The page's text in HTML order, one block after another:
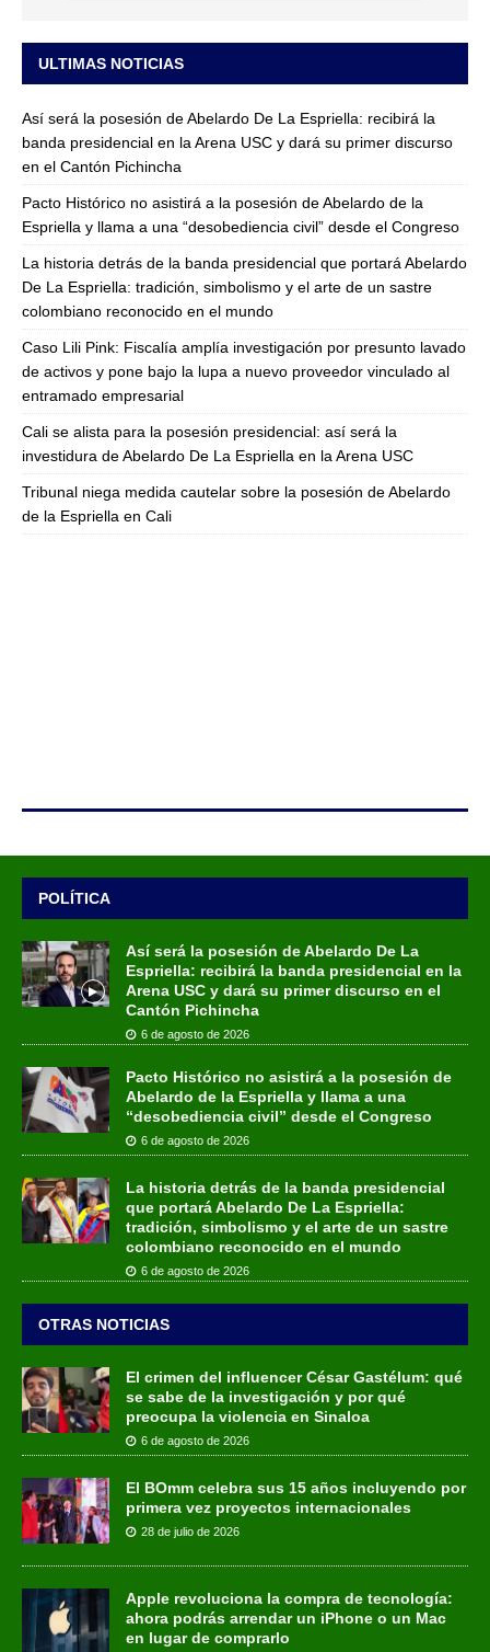
ULTIMAS NOTICIAS
Así será la posesión de Abelardo De La Espriella: recibirá la
banda presidencial en la Arena USC y dará su primer discurso
en el Cantón Pichincha
Pacto Histórico no asistirá a la posesión de Abelardo de la
Espriella y llama a una “desobediencia civil” desde el Congreso
La historia detrás de la banda presidencial que portará Abelardo
De La Espriella: tradición, simbolismo y el arte de un sastre
colombiano reconocido en el mundo
Caso Lili Pink: Fiscalía amplía investigación por presunto lavado
de activos y pone bajo la lupa a nuevo proveedor vinculado al
entramado empresarial
Cali se alista para la posesión presidencial: así será la
investidura de Abelardo De La Espriella en la Arena USC
Tribunal niega medida cautelar sobre la posesión de Abelardo
de la Espriella en Cali
POLÍTICA
Así será la posesión de Abelardo De La
Espriella: recibirá la banda presidencial en la
Arena USC y dará su primer discurso en el
Cantón Pichincha
6 de agosto de 2026
Pacto Histórico no asistirá a la posesión de
Abelardo de la Espriella y llama a una
“desobediencia civil” desde el Congreso
6 de agosto de 2026
La historia detrás de la banda presidencial
que portará Abelardo De La Espriella:
tradición, simbolismo y el arte de un sastre
colombiano reconocido en el mundo
6 de agosto de 2026
OTRAS NOTICIAS
El crimen del influencer César Gastélum: qué
se sabe de la investigación y por qué
preocupa la violencia en Sinaloa
6 de agosto de 2026
El BOmm celebra sus 15 años incluyendo por
primera vez proyectos internacionales
28 de julio de 2026
Apple revoluciona la compra de tecnología:
ahora podrás arrendar un iPhone o un Mac
en lugar de comprarlo